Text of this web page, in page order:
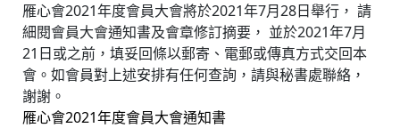
雁心會2021年度會員大會將於2021年7月28日舉行， 請
細閱會員大會通知書及會章修訂摘要， 並於2021年7月
21日或之前，填妥回條以郵寄、電郵或傳真方式交回本
會。如會員對上述安排有任何查詢，請與秘書處聯絡，
謝謝。
雁心會2021年度會員大會通知書